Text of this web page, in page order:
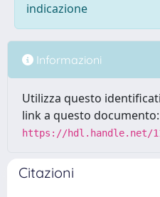
indicazione
Informazioni
Utilizza questo
link a questo documento:
https://hdl.handle.net/
Citazioni